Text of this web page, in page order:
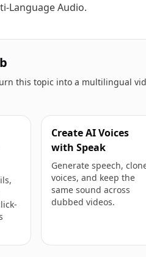
Language Audio.
this topic into a multilingual
Create AI Voices
with Speak
Generate speech,
voices, and keep the
same sound across
dubbed videos.